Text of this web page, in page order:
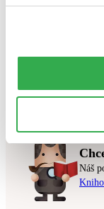
Najlacnejšie
Použité filtre
Nebol nájdený
Náš